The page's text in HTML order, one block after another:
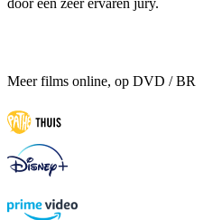
door een zeer ervaren jury.
Meer films online, op DVD / BR